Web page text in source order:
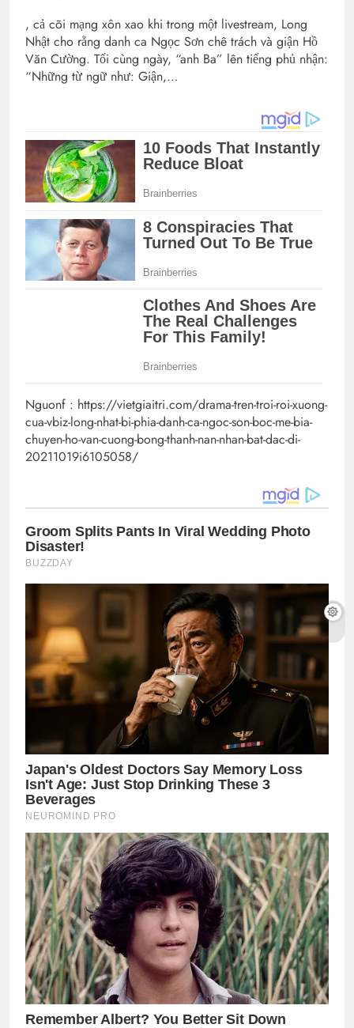
, cả cõi mạng xôn xao khi trong một livestream, Long
Nhật cho rằng danh ca Ngọc Sơn chê trách và giận Hồ
Văn Cường. Tối cùng ngày, “anh Ba” lên tiếng phủ nhận:
“Những từ ngữ như: Giận,…
Nguonf : https://vietgiaitri.com/drama-tren-troi-roi-xuong-
cua-vbiz-long-nhat-bi-phia-danh-ca-ngoc-son-boc-me-bia-
chuyen-ho-van-cuong-bong-thanh-nan-nhan-bat-dac-di-
20211019i6105058/